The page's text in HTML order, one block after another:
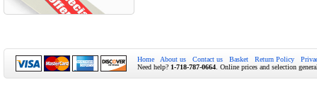
Home About us Contact us Basket Return Policy
Need help? 1-718-787-0664 . Online prices and selection